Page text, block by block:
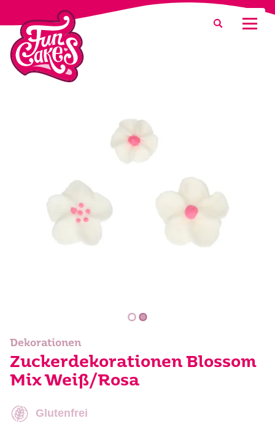
Was suchen Sie?
Suche
Dekorationen
Zuckerdekorationen Blossom
Mix Weiß/Rosa
Glutenfrei